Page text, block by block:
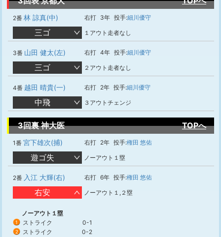
2番 林 諒真(中) 右打 3年 投手:細川優守
三ゴ １アウト走者なし
3番 山田 健太(左) 右打 4年 投手:細川優守
三ゴ ２アウト走者なし
4番 越田 晴貴(一) 右打 2年 投手:細川優守
中飛 ３アウトチェンジ
3回裏 神大医 TOPへ
1番 宮下雄次(捕) 右打 2年 投手:権田 悠佑
遊ゴ失 ノーアウト１塁
2番 入江 大輝(右) 右打 6年 投手:権田 悠佑
右安 ノーアウト１,２塁
ノーアウト１塁
1 ストライク 0-1
2 ストライク 0-2